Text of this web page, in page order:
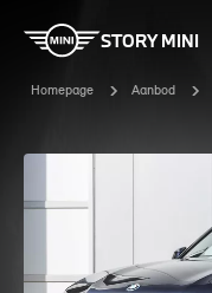
STORY MINI
Homepage Aanbod